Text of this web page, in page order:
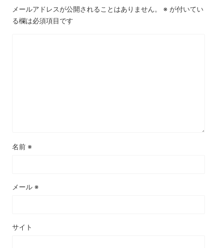
メールアドレスが公開されることはありません。 ※ が付いてい
る欄は必須項目です
名前 ※
メール ※
サイト